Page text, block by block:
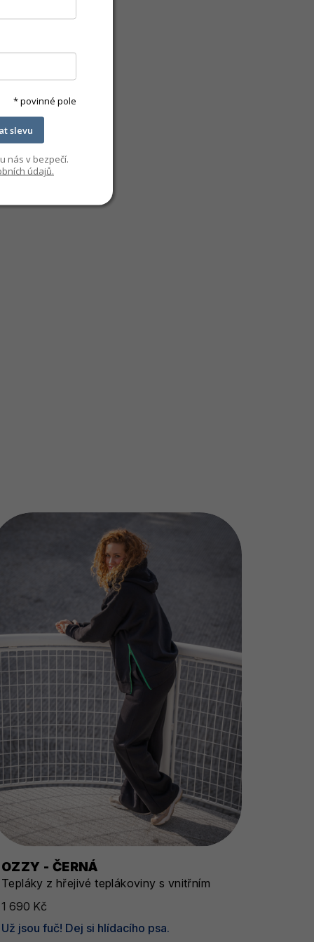
OZZY - ČERNÁ
Tepláky z hřejivé teplákoviny s vnitřním
chloupkem
1 690 Kč
Už jsou fuč! Dej si hlídacího psa.
* povinné pole
slevu
nás v bezpečí.
údajů.